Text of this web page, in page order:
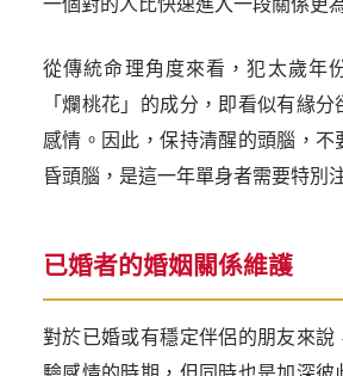
一個對的人比快速進入一段關係更
從傳統命理角度來看，犯太歲年
「爛桃花」的成分，即看似有緣
感情。因此，保持清醒的頭腦，不
昏頭腦，是這一年單身者需要特別
已婚者的婚姻關係維護
對於已婚或有穩定伴侶的朋友來說